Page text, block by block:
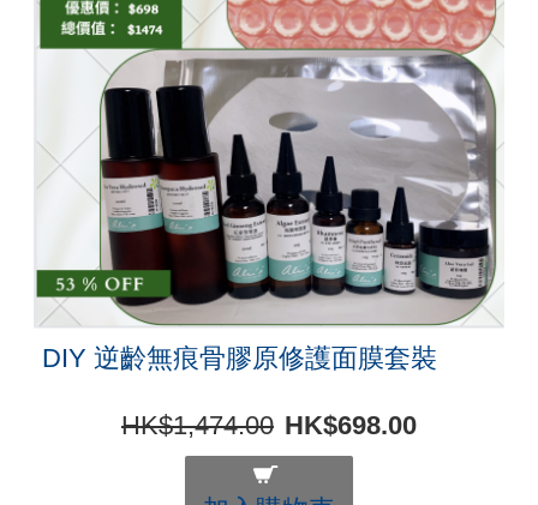
DIY 逆齡無痕骨膠原修護面膜套裝
HK$1,474.00 HK$698.00